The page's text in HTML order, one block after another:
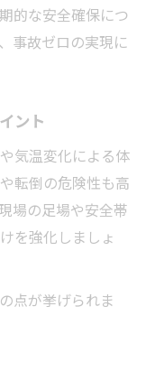
的な安全確保につ
事故ゼロの実現に
ント
気温変化による体
転倒の危険性も高
場の足場や安全帯
を強化しましょ
点が挙げられま